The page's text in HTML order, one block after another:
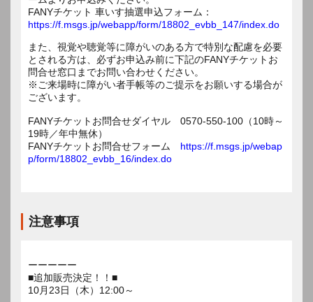
FANYチケット 車いす抽選申込フォーム：
https://f.msgs.jp/webapp/form/18802_evbb_147/index.do
また、視覚や聴覚等に障がいのある方で特別な配慮を必要
とされる方は、必ずお申込み前に下記のFANYチケットお
問合せ窓口までお問い合わせください。
※ご来場時に障がい者手帳等のご提示をお願いする場合が
ございます。
FANYチケットお問合せダイヤル 0570-550-100（10時～
19時／年中無休）
FANYチケットお問合せフォーム https://f.msgs.jp/webap
p/form/18802_evbb_16/index.do
注意事項
ーーーーー
■追加販売決定！！■
10月23日（木）12:00～